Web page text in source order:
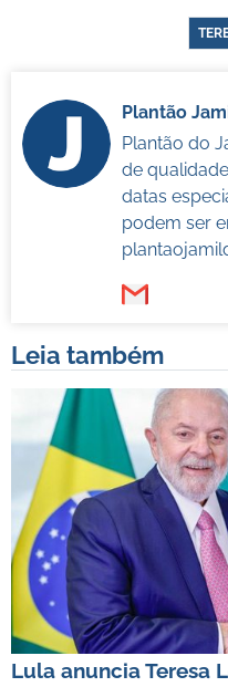
Plantão
Plantão do
de
datas
podem ser
Leia também
Lula anuncia Teresa